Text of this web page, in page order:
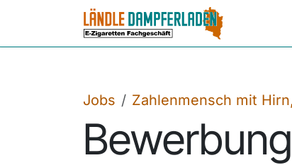
Zum Inhalt springen
Jobs Zahlenmensch mit